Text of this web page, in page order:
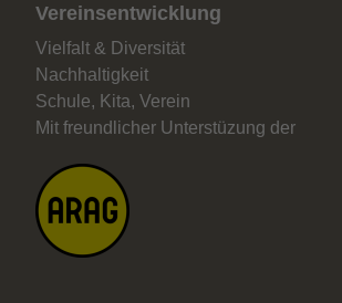
Vereinsentwicklung
Vielfalt & Diversität
Nachhaltigkeit
Schule, Kita, Verein
Mit freundlicher Unterstüzung der